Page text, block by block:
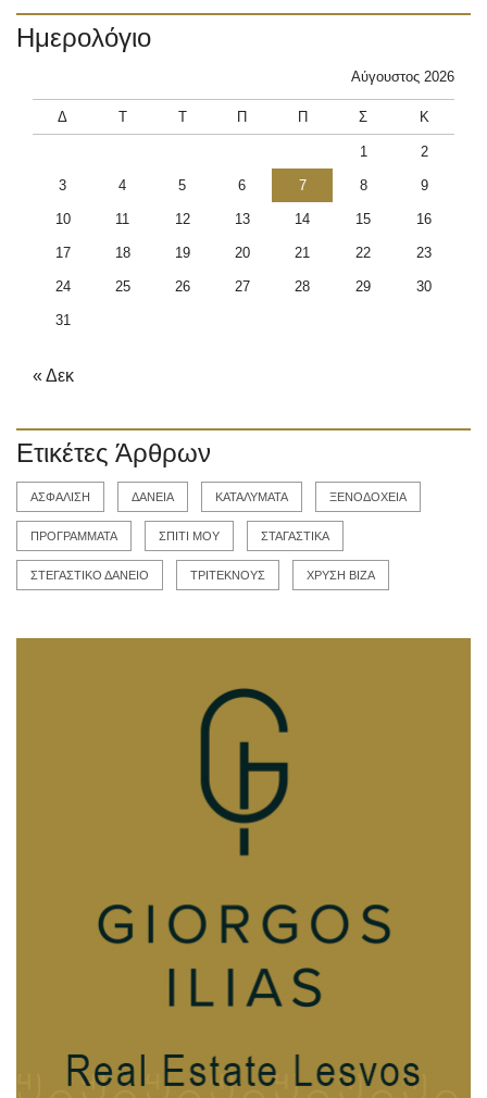
Ημερολόγιο
Αύγουστος 2026
Δ Τ Τ Π Π Σ Κ
1 2
3 4 5 6 7 8 9
10 11 12 13 14 15 16
17 18 19 20 21 22 23
24 25 26 27 28 29 30
31
« Δεκ
Ετικέτες Άρθρων
ΑΣΦΑΛΙΣΗ ΔΑΝΕΙΑ ΚΑΤΑΛΥΜΑΤΑ ΞΕΝΟΔΟΧΕΙΑ
ΠΡΟΓΡΑΜΜΑΤΑ ΣΠΙΤΙ ΜΟΥ ΣΤΑΓΑΣΤΙΚΑ
ΣΤΕΓΑΣΤΙΚΟ ΔΑΝΕΙΟ ΤΡΙΤΕΚΝΟΥΣ ΧΡΥΣΗ ΒΙΖΑ